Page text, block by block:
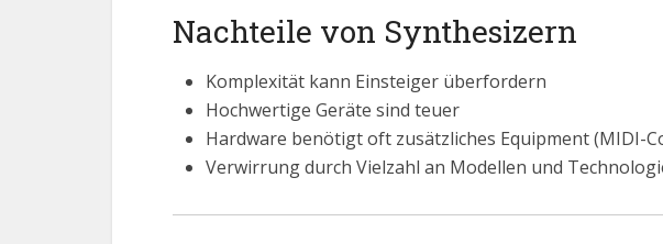
Nachteile von Synthesizern
Komplexität kann Einsteiger überfordern
Hochwertige Geräte sind teuer
Hardware benötigt oft zusätzliches Equipment (MIDI-
Verwirrung durch Vielzahl an Modellen und